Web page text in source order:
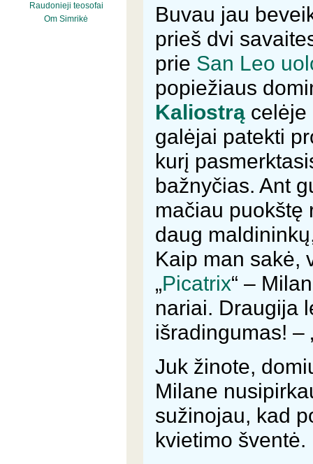
Raudonieji teosofai
Om Simrikė
Buvau jau
prieš dvi
prie San Leo
popiežiaus
Kaliostrą celėje
galėjai patekti
kurį
bažnyčias. Ant
mačiau puokštę
daug
Kaip man sakė,
„Picatrix“ –
nariai. Draugija
išradingumas! –
Juk žinote,
Milane
sužinojau, kad
kvietimo šventė.